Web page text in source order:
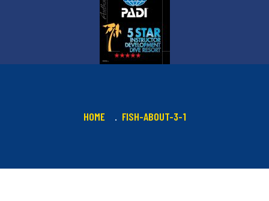
HOME FISH-ABOUT-3-1